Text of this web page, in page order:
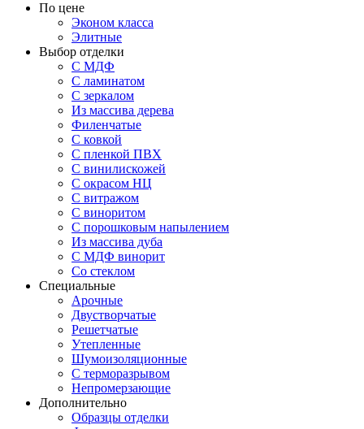
По цене
Эконом класса
Элитные
Выбор отделки
С МДФ
С ламинатом
С зеркалом
Из массива дерева
Филенчатые
С ковкой
С пленкой ПВХ
С винилискожей
С окрасом НЦ
С витражом
С виноритом
С порошковым напылением
Из массива дуба
С МДФ винорит
Со стеклом
Специальные
Арочные
Двустворчатые
Решетчатые
Утепленные
Шумоизоляционные
С терморазрывом
Непромерзающие
Дополнительно
Образцы отделки